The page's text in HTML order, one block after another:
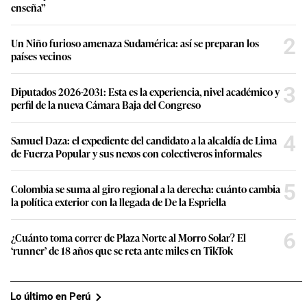
enseña”
Un Niño furioso amenaza Sudamérica: así se preparan los
países vecinos
2
Diputados 2026-2031: Esta es la experiencia, nivel académico y
perfil de la nueva Cámara Baja del Congreso
3
Samuel Daza: el expediente del candidato a la alcaldía de Lima
de Fuerza Popular y sus nexos con colectiveros informales
4
Colombia se suma al giro regional a la derecha: cuánto cambia
la política exterior con la llegada de De la Espriella
5
¿Cuánto toma correr de Plaza Norte al Morro Solar? El
‘runner’ de 18 años que se reta ante miles en TikTok
6
Lo último en Perú